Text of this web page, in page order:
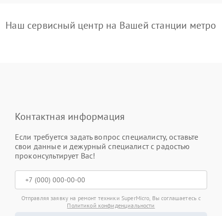
Наш сервисный центр на Вашей станции метро
Контактная информация
Если требуется задать вопрос специалисту, оставьте
свои данные и дежурный специалист с радостью
проконсультирует Вас!
Отправляя заявку на ремонт техники SuperMicro, Вы соглашаетесь с
Политикой конфиденциальности